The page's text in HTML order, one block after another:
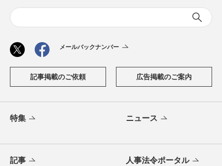
メールバックナンバー
記事掲載のご依頼 広告掲載のご案内
特集 ニュース
記事 人事法令ポータル